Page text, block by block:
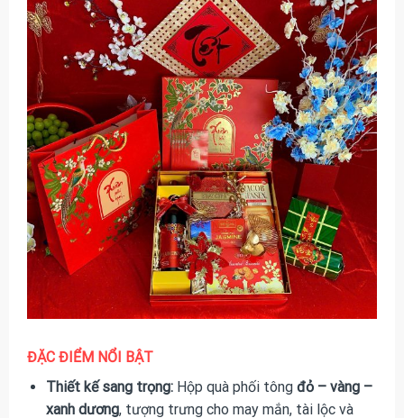
ĐẶC ĐIỂM NỔI BẬT
Thiết kế sang trọng:Hộp quà phối tông đỏ – vàng –
xanh dương, tượng trưng cho may mắn, tài lộc và